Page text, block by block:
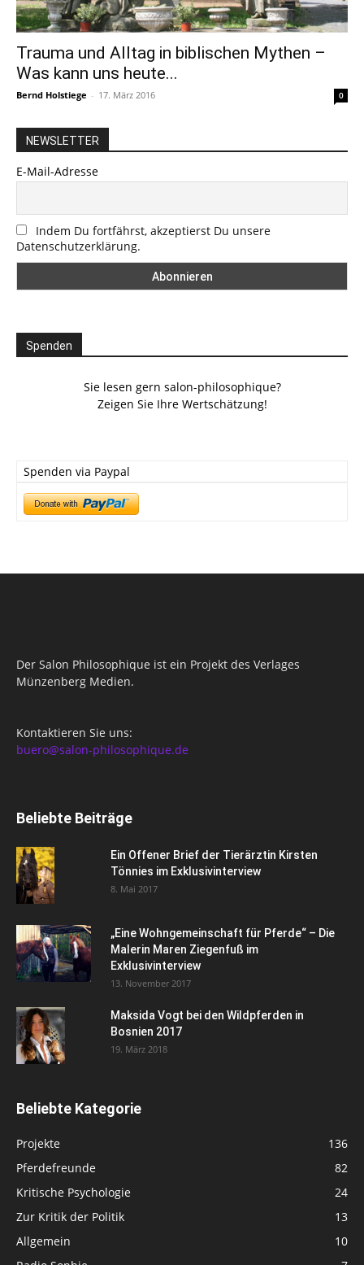
Trauma und Alltag in biblischen Mythen –
Was kann uns heute...
Bernd Holstiege - 17. März 2016 0
NEWSLETTER
E-Mail-Adresse
Indem Du fortfährst, akzeptierst Du unsere
Datenschutzerklärung.
Spenden
Sie lesen gern salon-philosophique?
Zeigen Sie Ihre Wertschätzung!
Spenden via Paypal
Der Salon Philosophique ist ein Projekt des Verlages
Münzenberg Medien.
Kontaktieren Sie uns:
buero@salon-philosophique.de
Beliebte Beiträge
Ein Offener Brief der Tierärztin Kirsten
Tönnies im Exklusivinterview
8. Mai 2017
„Eine Wohngemeinschaft für Pferde“ – Die
Malerin Maren Ziegenfuß im
Exklusivinterview
13. November 2017
Maksida Vogt bei den Wildpferden in
Bosnien 2017
19. März 2018
Beliebte Kategorie
Projekte
136
Pferdefreunde
82
Kritische Psychologie
24
Zur Kritik der Politik
13
Allgemein
10